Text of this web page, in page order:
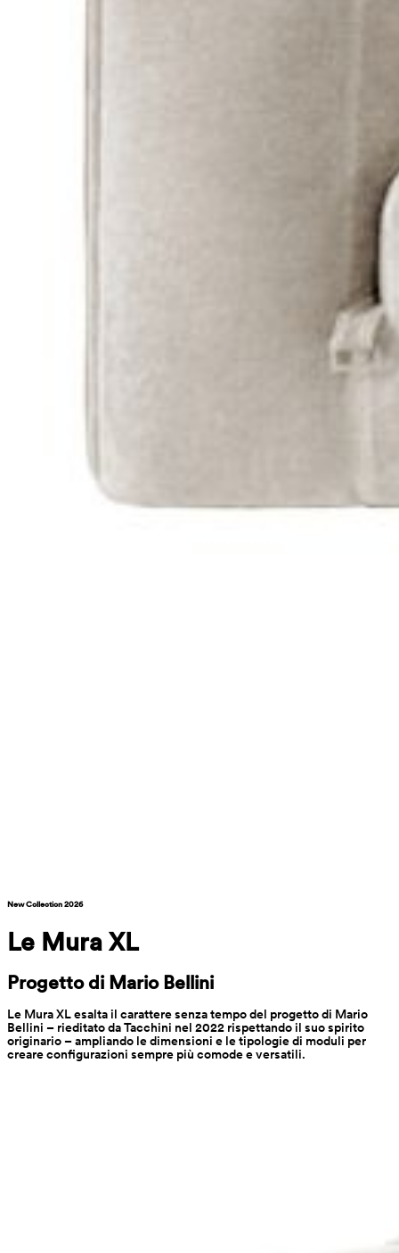
New Collection 2026
Le Mura XL
Progetto di Mario Bellini
Le Mura XL esalta il carattere senza tempo del progetto di Mario
Bellini – rieditato da Tacchini nel 2022 rispettando il suo spirito
originario – ampliando le dimensioni e le tipologie di moduli per
creare configurazioni sempre più comode e versatili.